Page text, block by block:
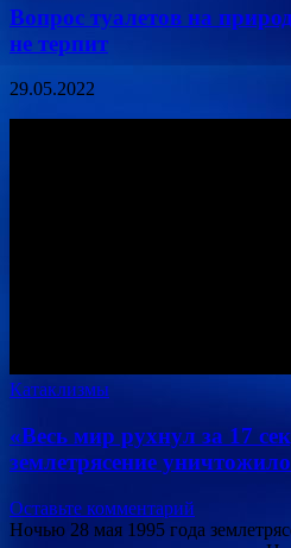
Вопрос туалетов на
не терпит
29.05.2022
Катаклизмы
«Весь мир рухнул за 17
землетрясение
Оставьте комментарий
Ночью 28 мая 1995 года